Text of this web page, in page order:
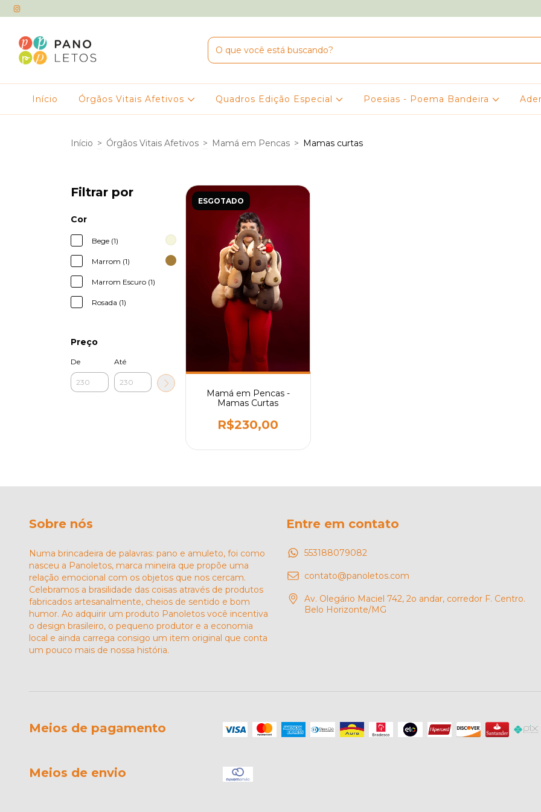
Início Órgãos Vitais Afetivos Quadros Edição Especial Poesias - Poema Bandeira
Início > Órgãos Vitais Afetivos > Mamá em Pencas > Mamas curtas
Filtrar por
Cor
Bege (1)
Marrom (1)
Marrom Escuro (1)
Rosada (1)
Preço
De Até
ESGOTADO
Mamá em Pencas -
Mamas Curtas
R$230,00
Sobre nós
Numa brincadeira de palavras: pano e amuleto, foi como
nasceu a Panoletos, marca mineira que propõe uma
relação emocional com os objetos que nos cercam.
Celebramos a brasilidade das coisas através de produtos
fabricados artesanalmente, cheios de sentido e bom
humor. Ao adquirir um produto Panoletos você incentiva
o design brasileiro, o pequeno produtor e a economia
local e ainda carrega consigo um item original que conta
um pouco mais de nossa história.
Entre em contato
553188079082
contato@panoletos.com
Av. Olegário Maciel 742, 2o andar, corredor F. Centro.
Belo Horizonte/MG
Meios de pagamento
Meios de envio